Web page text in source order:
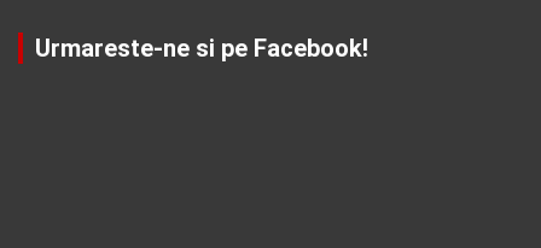
Urmareste-ne si pe Facebook!